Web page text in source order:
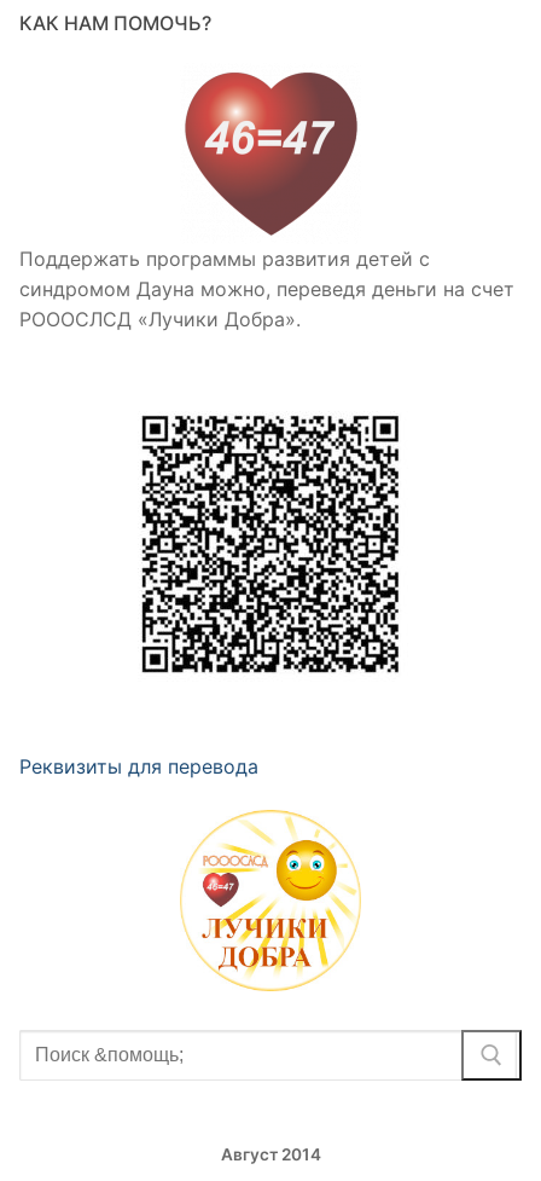
КАК НАМ ПОМОЧЬ?
Поддержать программы развития детей с
синдромом Дауна можно, переведя деньги на счет
РОООСЛСД «Лучики Добра».
Реквизиты для перевода
Найти:
Август 2014